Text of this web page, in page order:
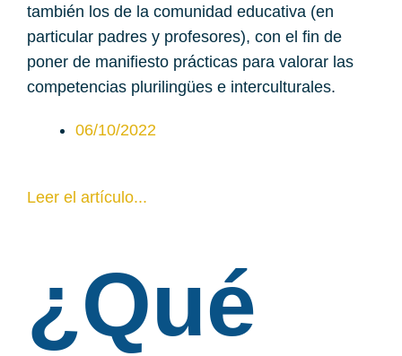
también los de la comunidad educativa (en
particular padres y profesores), con el fin de
poner de manifiesto prácticas para valorar las
competencias plurilingües e interculturales.
06/10/2022
Leer el artículo...
¿Qué